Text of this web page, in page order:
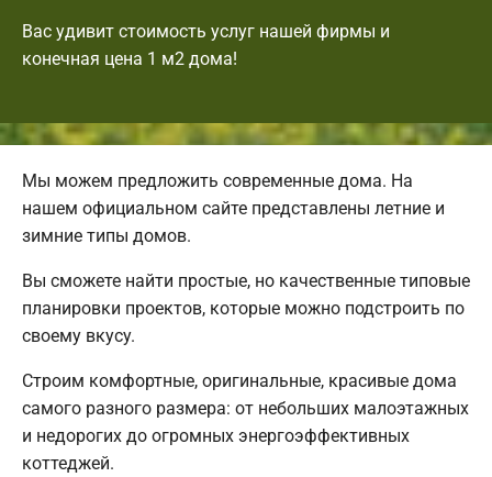
Вас удивит стоимость услуг нашей фирмы и
конечная цена 1 м2 дома!
Мы можем предложить современные дома. На
нашем официальном сайте представлены летние и
зимние типы домов.
Вы сможете найти простые, но качественные типовые
планировки проектов, которые можно подстроить по
своему вкусу.
Строим комфортные, оригинальные, красивые дома
самого разного размера: от небольших малоэтажных
и недорогих до огромных энергоэффективных
коттеджей.